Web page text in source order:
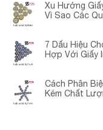
Xu Hướng
Vì Sao Các
7 Dấu Hiệu
Hợp Với Giấy
Cách Phân
Kém Chất